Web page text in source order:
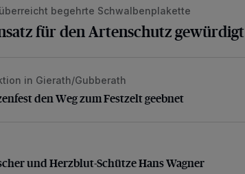
begehrte Schwalbenplakette
für den Artenschutz gewürdigt
den Weg zum Festzelt geebnet
in Gierath/Gubberath
den Weg zum Festzelt geebnet
und Herzblut-Schütze Hans Wagner
und Herzblut-Schütze Hans Wagner